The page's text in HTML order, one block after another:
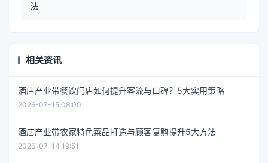
法
相关资讯
酒店产业带餐饮门店如何提升客流与口碑？5大实用策略
2026-07-15 08:00
酒店产业带农家特色菜品打造与顾客复购提升5大方法
2026-07-14 19:51